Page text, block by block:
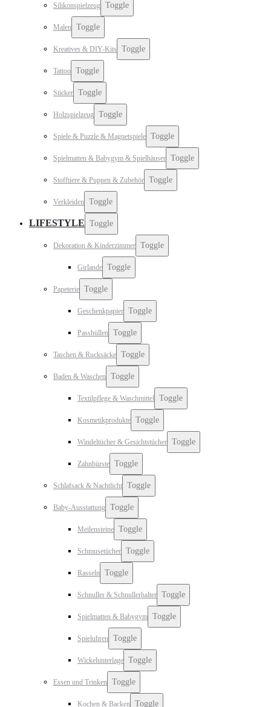
Silikonspielzeug Toggle
Malen Toggle
Kreatives & DIY-Kits Toggle
Tattoo Toggle
Sticker Toggle
Holzspielzeug Toggle
Spiele & Puzzle & Magnetspiele Toggle
Spielmatten & Babygym & Spielhäuser Toggle
Stofftiere & Puppen & Zubehör Toggle
Verkleiden Toggle
LIFESTYLE Toggle
Dekoration & Kinderzimmer Toggle
Girlande Toggle
Papeterie Toggle
Geschenkpapier Toggle
Passhüllen Toggle
Taschen & Rucksäcke Toggle
Baden & Waschen Toggle
Textilpflege & Waschmittel Toggle
Kosmetikprodukte Toggle
Windeltücher & Gesichtstücher Toggle
Zahnbürste Toggle
Schlafsack & Nachtlicht Toggle
Baby-Ausstattung Toggle
Meilensteine Toggle
Schmusetücher Toggle
Rasseln Toggle
Schnuller & Schnullerhalter Toggle
Spielmatten & Babygym Toggle
Spieluhren Toggle
Wickelunterlage Toggle
Essen und Trinken Toggle
Kochen & Backen Toggle